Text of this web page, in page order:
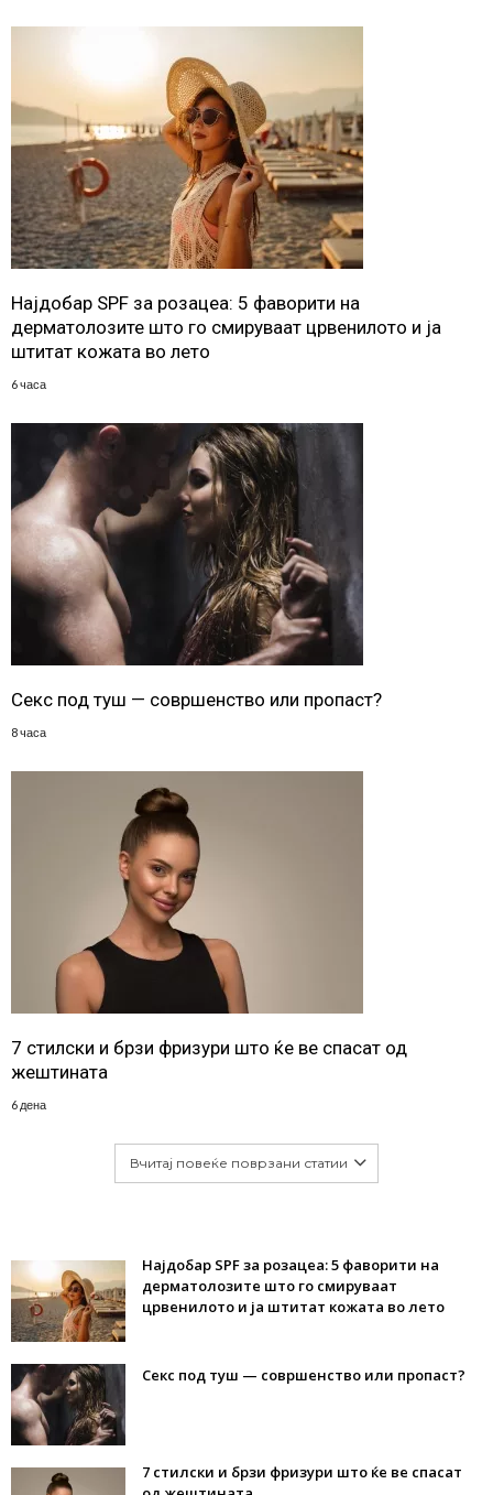
Најдобар SPF за розацеа: 5 фаворити на
дерматолозите што го смируваат црвенилото и ја
штитат кожата во лето
6 часа
Секс под туш — совршенство или пропаст?
8 часа
7 стилски и брзи фризури што ќе ве спасат од
жештината
6 дена
Вчитај повеќе поврзани статии
Најдобар SPF за розацеа: 5 фаворити на
дерматолозите што го смируваат
црвенилото и ја штитат кожата во лето
Секс под туш — совршенство или пропаст?
7 стилски и брзи фризури што ќе ве спасат